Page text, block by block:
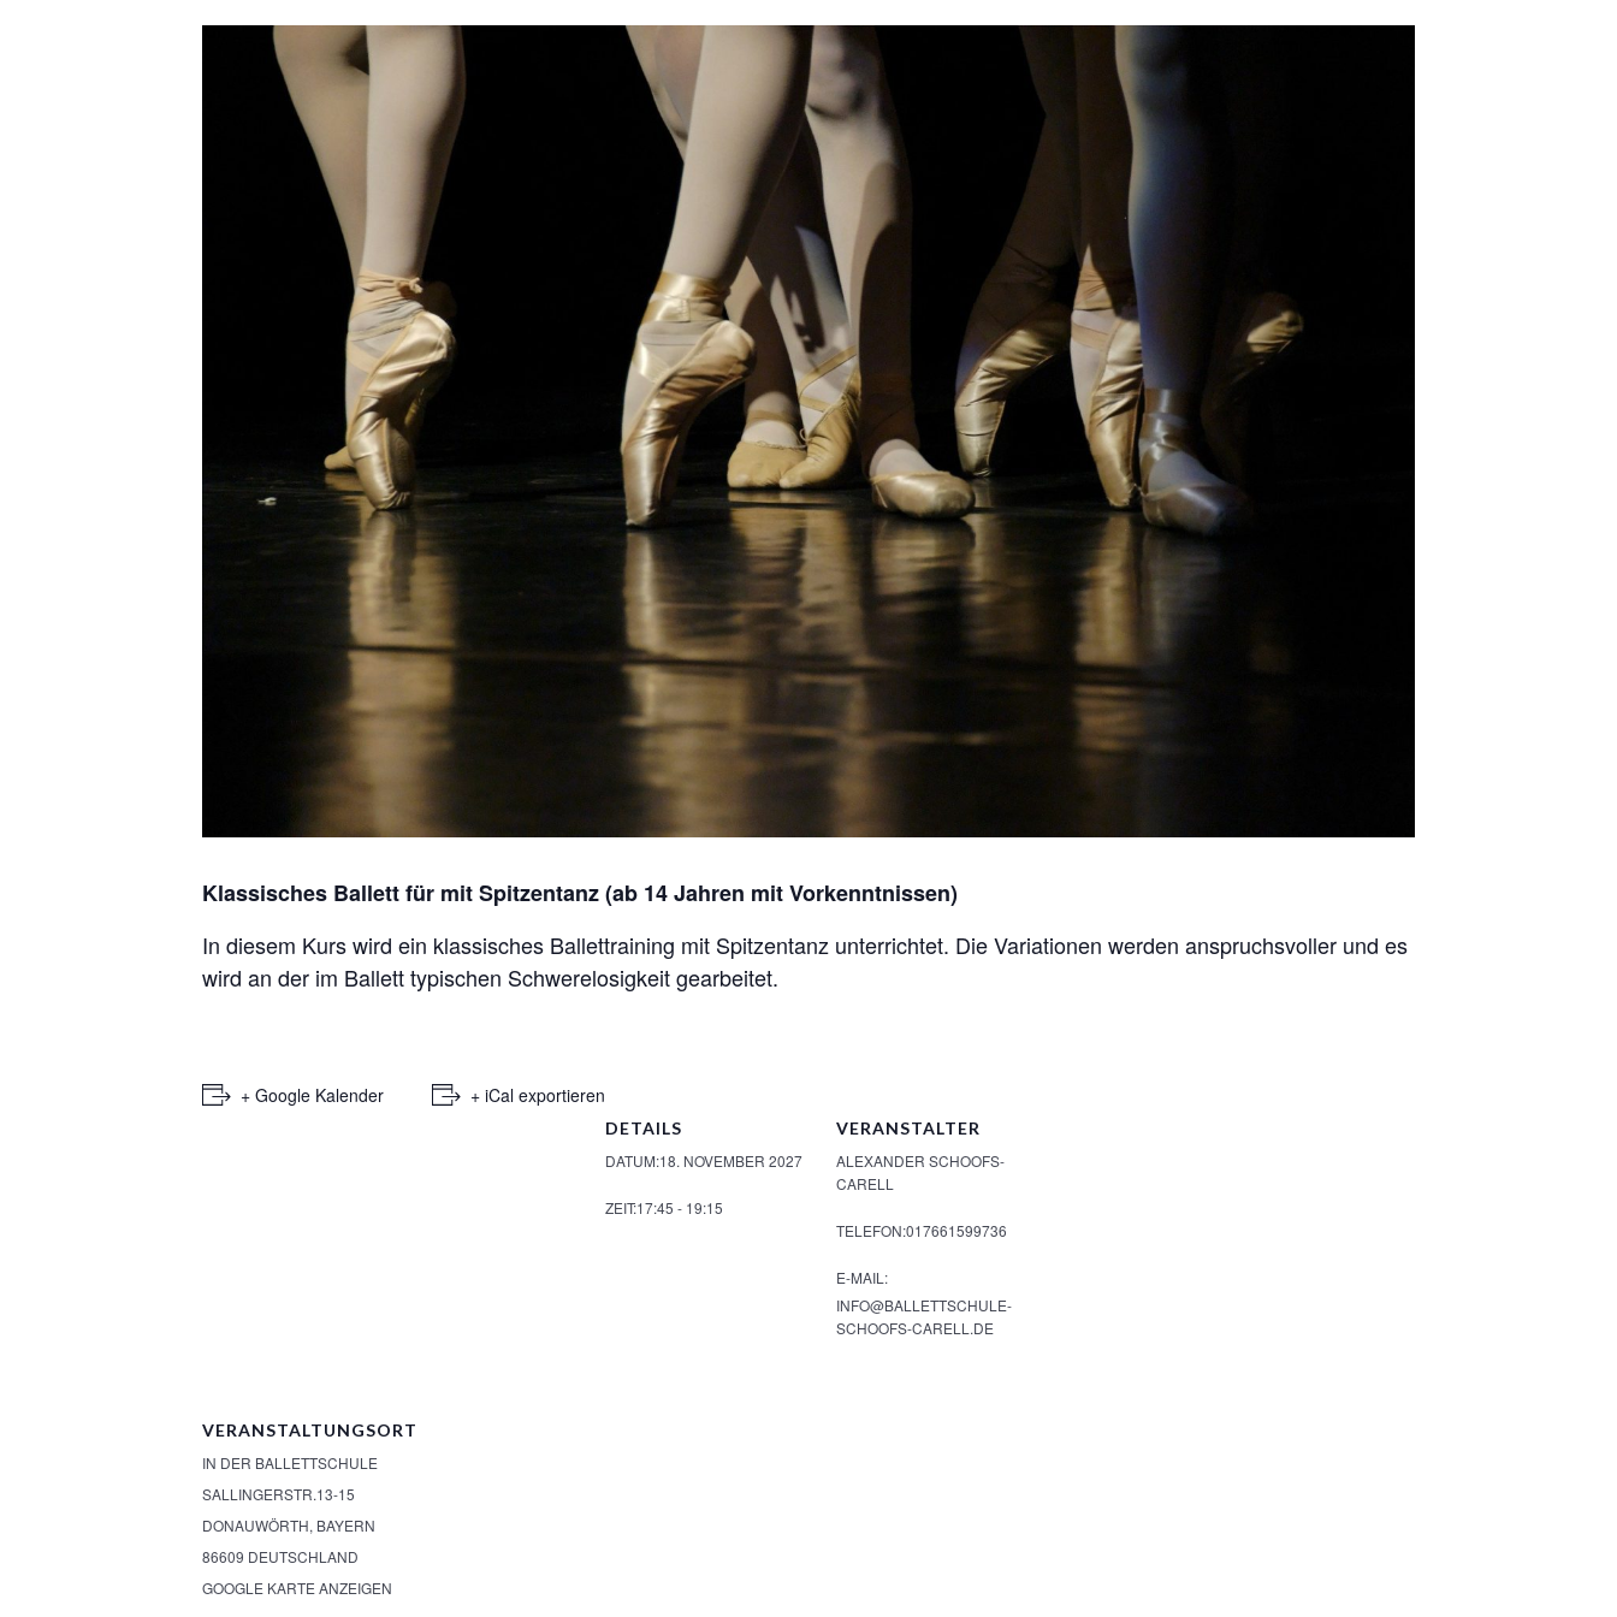
Klassisches Ballett für mit Spitzentanz (ab 14 Jahren mit Vorkenntnissen)
In diesem Kurs wird ein klassisches Ballettraining mit Spitzentanz unterrichtet. Die Variationen werden anspruchsvoller und es
wird an der im Ballett typischen Schwerelosigkeit gearbeitet.
+ Google Kalender + iCal exportieren
DETAILS
DATUM:18. NOVEMBER 2027
ZEIT:17:45 - 19:15
VERANSTALTER
ALEXANDER SCHOOFS-
CARELL
TELEFON:017661599736
E-MAIL:
INFO@BALLETTSCHULE-
SCHOOFS-CARELL.DE
VERANSTALTUNGSORT
IN DER BALLETTSCHULE
SALLINGERSTR.13-15
DONAUWÖRTH, BAYERN
86609 DEUTSCHLAND
GOOGLE KARTE ANZEIGEN